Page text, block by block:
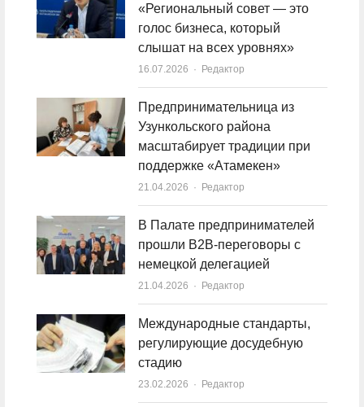
«Региональный совет — это
голос бизнеса, который
слышат на всех уровнях»
16.07.2026 Author
Редактор
Предпринимательница из
Узункольского района
масштабирует традиции при
поддержке «Атамекен»
21.04.2026 Author
Редактор
В Палате предпринимателей
прошли B2B-переговоры с
немецкой делегацией
21.04.2026 Author
Редактор
Международные стандарты,
регулирующие досудебную
стадию
23.02.2026 Author
Редактор